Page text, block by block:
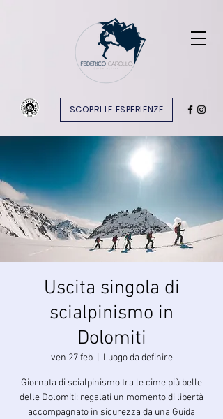
SCOPRI LE ESPERIENZE
Uscita singola di
scialpinismo in
Dolomiti
ven 27 feb
  |
Luogo da definire
Giornata di scialpinismo tra le cime più belle
delle Dolomiti: regalati un momento di libertà
accompagnato in sicurezza da una Guida